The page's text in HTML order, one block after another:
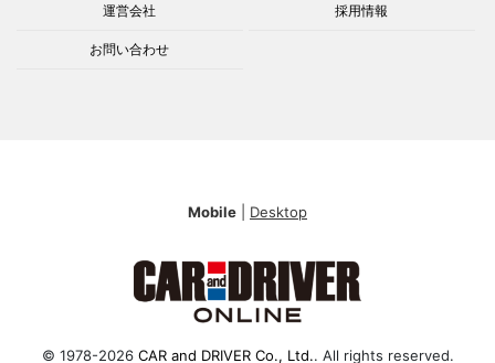
運営会社 採用情報
お問い合わせ
Mobile Desktop
© 1978-2026 CAR and DRIVER Co., Ltd.. All rights reserved.